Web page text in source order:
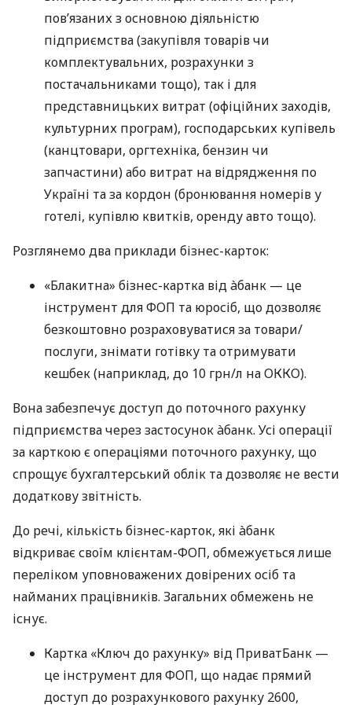
пов’язаних з основною діяльністю
підприємства (закупівля товарів чи
комплектувальних, розрахунки з
постачальниками тощо), так і для
представницьких витрат (офіційних заходів,
культурних програм), господарських купівель
(канцтовари, оргтехніка, бензин чи
запчастини) або витрат на відрядження по
Україні та за кордон (бронювання номерів у
готелі, купівлю квитків, оренду авто тощо).
Розглянемо два приклади бізнес-карток:
«Блакитна» бізнес-картка від àбанк — це
інструмент для ФОП та юросіб, що дозволяє
безкоштовно розраховуватися за товари/
послуги, знімати готівку та отримувати
кешбек (наприклад, до 10 грн/л на ОККО).
Вона забезпечує доступ до поточного рахунку
підприємства через застосунок àбанк. Усі операції
за карткою є операціями поточного рахунку, що
спрощує бухгалтерський облік та дозволяє не вести
додаткову звітність.
До речі, кількість бізнес-карток, які àбанк
відкриває своїм клієнтам-ФОП, обмежується лише
переліком уповноважених довірених осіб та
найманих працівників. Загальних обмежень не
існує.
Картка «Ключ до рахунку» від ПриватБанк —
це інструмент для ФОП, що надає прямий
доступ до розрахункового рахунку 2600,